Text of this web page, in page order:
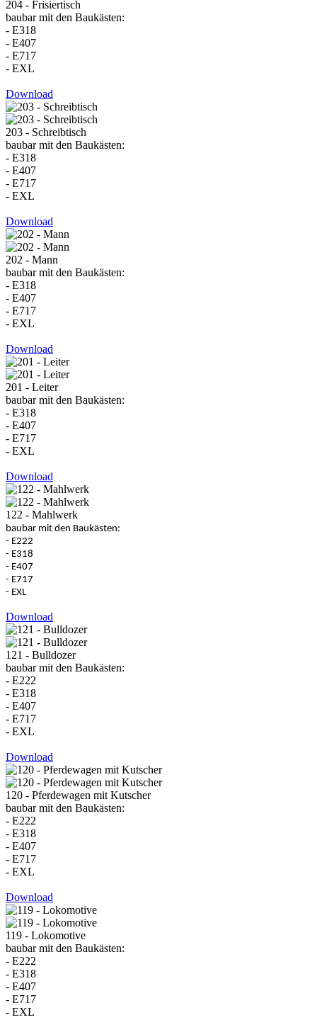
204 - Frisiertisch
baubar mit den Baukästen:
- E318
- E407
- E717
- EXL
Download
203 - Schreibtisch
baubar mit den Baukästen:
- E318
- E407
- E717
- EXL
Download
202 - Mann
baubar mit den Baukästen:
- E318
- E407
- E717
- EXL
Download
201 - Leiter
baubar mit den Baukästen:
- E318
- E407
- E717
- EXL
Download
122 - Mahlwerk
baubar mit den Baukästen:
- E222
- E318
- E407
- E717
- EXL
Download
121 - Bulldozer
baubar mit den Baukästen:
- E222
- E318
- E407
- E717
- EXL
Download
120 - Pferdewagen mit Kutscher
baubar mit den Baukästen:
- E222
- E318
- E407
- E717
- EXL
Download
119 - Lokomotive
baubar mit den Baukästen:
- E222
- E318
- E407
- E717
- EXL